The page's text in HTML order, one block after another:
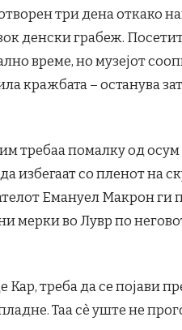
три дена откако
денски грабеж.
време, но музејот
кражбата – останува
требаа помалку од осум
избегаат со пленот на
Емануел Макрон ги
мерки во Лувр по
Кар, треба да се појави
Таа сè уште не